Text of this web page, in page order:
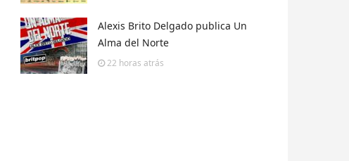
Alexis Brito Delgado publica Un
Alma del Norte
22 horas atrás